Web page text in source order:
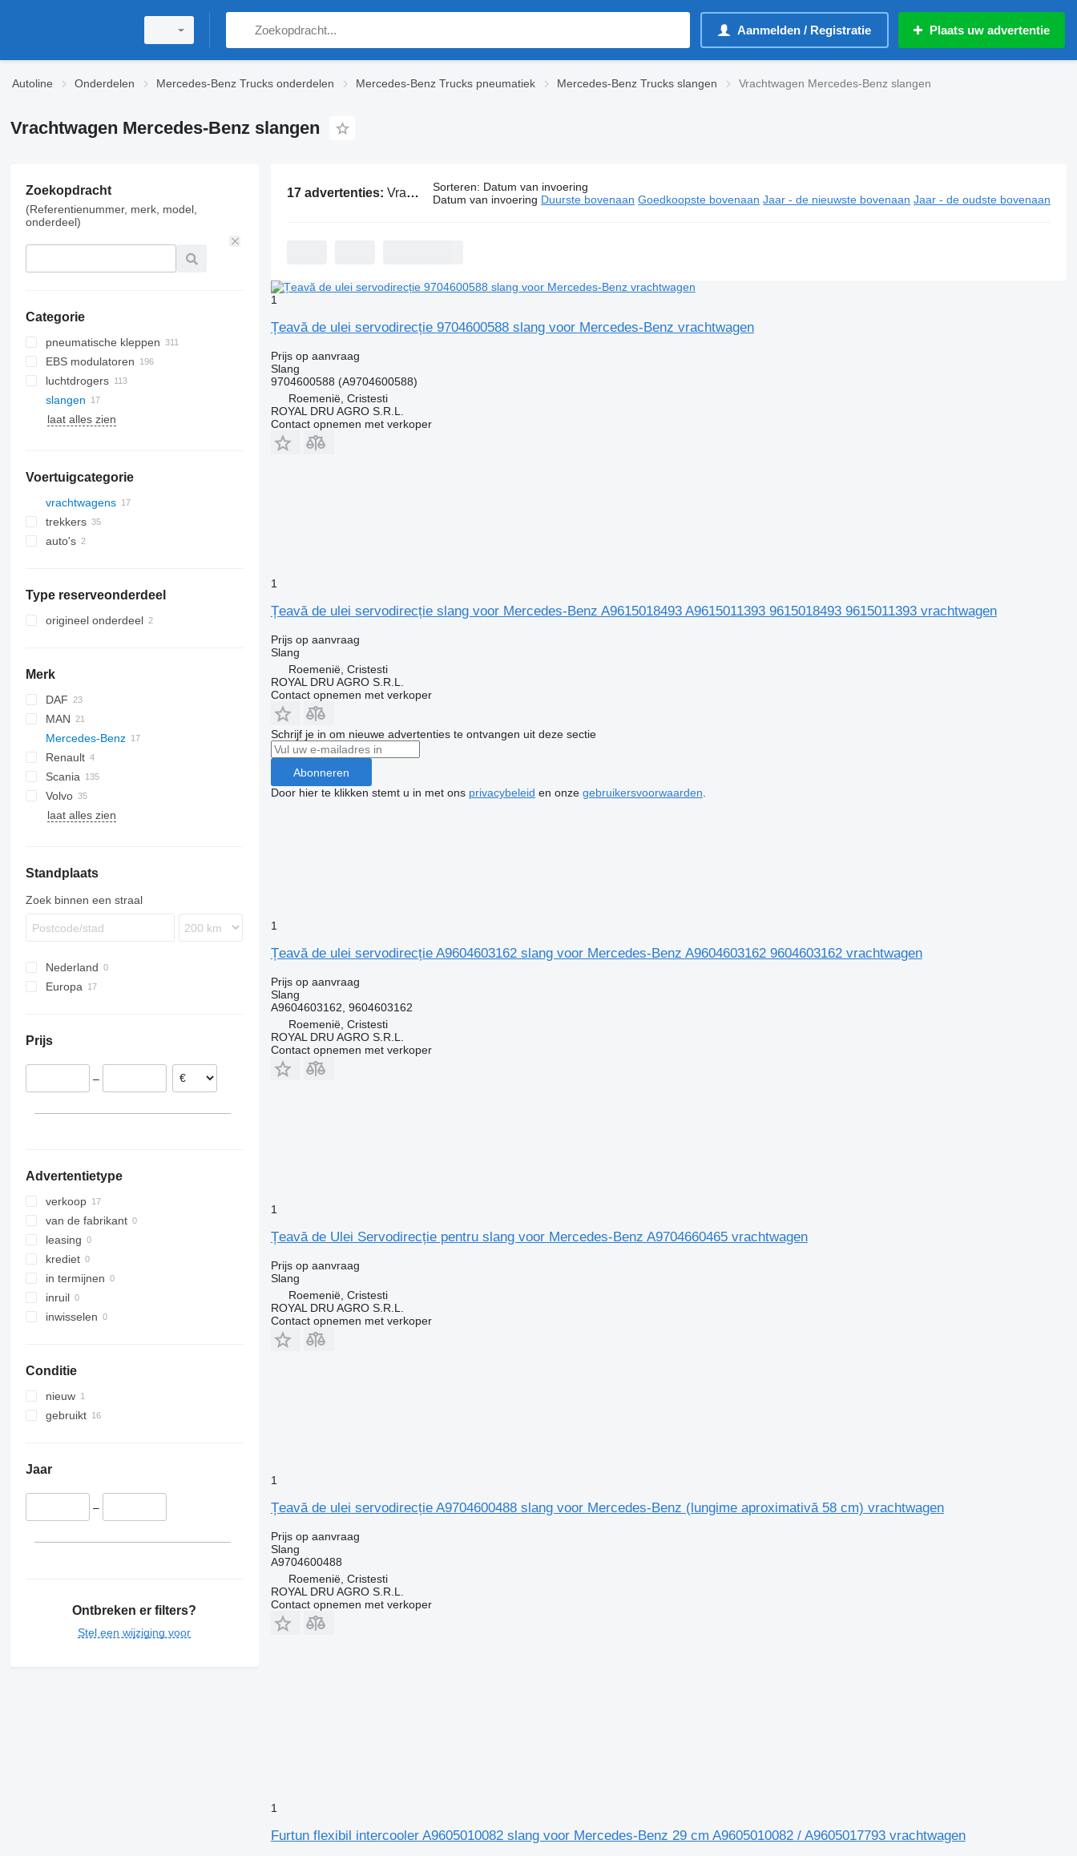
Aanmelden / Registratie Plaats uw advertentie
Autoline Onderdelen Mercedes-Benz Trucks onderdelen Mercedes-Benz Trucks pneumatiek Mercedes-Benz Trucks slangen Vrachtwagen Mercedes-Benz slangen
Vrachtwagen Mercedes-Benz slangen
Zoekopdracht
(Referentienummer, merk, model,
onderdeel)
Categorie
pneumatische kleppen
EBS modulatoren
luchtdrogers
slangen
laat alles zien
Voertuigcategorie
vrachtwagens
trekkers
auto's
Type reserveonderdeel
origineel onderdeel
Merk
DAF
CF
XD
XF
EuroCargo
Stralis
LTM
MAN
TGL
TGM
TGS
TGX
Mercedes-Benz
A-Class
Actros
Actros 1846
Atego
Axor
Canter
D-series
Cabstar
Renault
Scania
P-series
Volvo
FH
laat alles zien
Standplaats
Zoek binnen een straal
Nederland
Europa
Polen
Denemarken
Prijs
–
Advertentietype
verkoop
van de fabrikant
leasing
krediet
in termijnen
inruil
inwisselen
Conditie
nieuw
gebruikt
Jaar
–
Ontbreken er filters?
Stel een wijziging voor
17 advertenties: Vrachtwagen Mercedes-Benz slangen Sorteren: Datum van invoering
Datum van invoering Duurste bovenaan Goedkoopste bovenaan Jaar - de nieuwste bovenaan Jaar - de oudste bovenaan
1
Țeavă de ulei servodirecție 9704600588 slang voor Mercedes-Benz vrachtwagen
Prijs op aanvraag
Slang
9704600588 (A9704600588)
Roemenië, Cristesti
ROYAL DRU AGRO S.R.L.
Contact opnemen met verkoper
1
Țeavă de ulei servodirecție slang voor Mercedes-Benz A9615018493 A9615011393 9615018493 9615011393 vrachtwagen
Prijs op aanvraag
Slang
Roemenië, Cristesti
ROYAL DRU AGRO S.R.L.
Contact opnemen met verkoper
Schrijf je in om nieuwe advertenties te ontvangen uit deze sectie
Abonneren
Door hier te klikken stemt u in met ons privacybeleid en onze gebruikersvoorwaarden
1
Țeavă de ulei servodirecție A9604603162 slang voor Mercedes-Benz A9604603162 9604603162 vrachtwagen
Prijs op aanvraag
Slang
A9604603162, 9604603162
Roemenië, Cristesti
ROYAL DRU AGRO S.R.L.
Contact opnemen met verkoper
1
Țeavă de Ulei Servodirecție pentru slang voor Mercedes-Benz A9704660465 vrachtwagen
Prijs op aanvraag
Slang
Roemenië, Cristesti
ROYAL DRU AGRO S.R.L.
Contact opnemen met verkoper
1
Țeavă de ulei servodirecție A9704600488 slang voor Mercedes-Benz (lungime aproximativă 58 cm) vrachtwagen
Prijs op aanvraag
Slang
A9704600488
Roemenië, Cristesti
ROYAL DRU AGRO S.R.L.
Contact opnemen met verkoper
1
Furtun flexibil intercooler A9605010082 slang voor Mercedes-Benz 29 cm A9605010082 / A9605017793 vrachtwagen